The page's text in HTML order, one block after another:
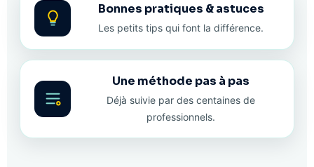
Bonnes pratiques & astuces
Les petits tips qui font la différence.
Une méthode pas à pas
Déjà suivie par des centaines de
professionnels.